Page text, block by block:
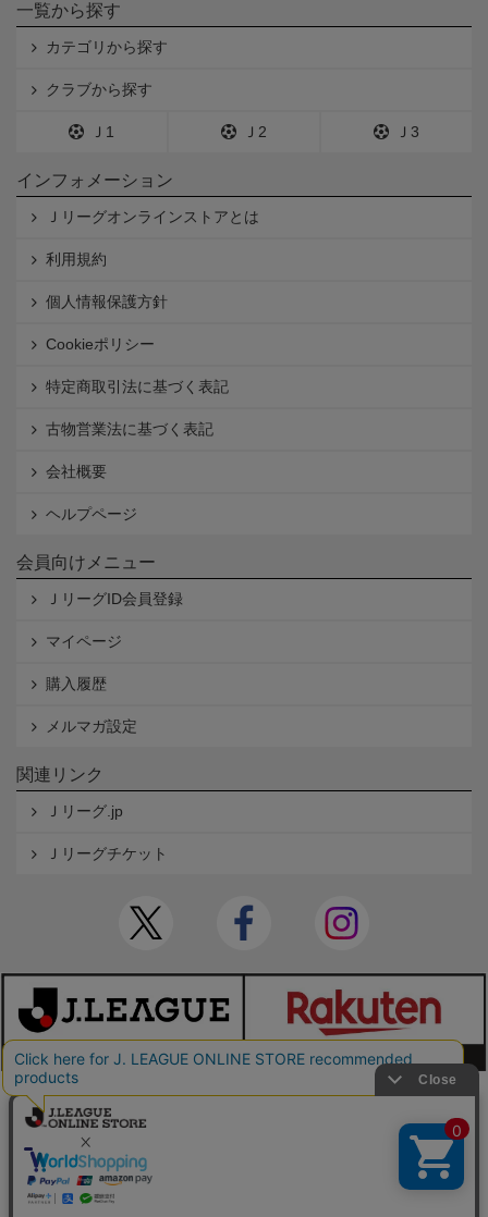
一覧から探す
カテゴリから探す
クラブから探す
Ｊ1 Ｊ2 Ｊ3
インフォメーション
Ｊリーグオンラインストアとは
利用規約
個人情報保護方針
Cookieポリシー
特定商取引法に基づく表記
古物営業法に基づく表記
会社概要
ヘルプページ
会員向けメニュー
ＪリーグID会員登録
マイページ
購入履歴
メルマガ設定
関連リンク
Ｊリーグ.jp
Ｊリーグチケット
本サイトで使用している文章・画像等の無断での複製・転載を禁止します。
© JAPAN PROFESSIONAL FOOTBALL LEAGUE Rakuten Group, Inc. ALL RIGHTS RE